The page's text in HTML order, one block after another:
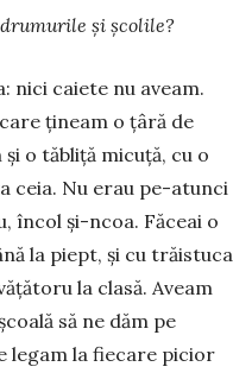
și șco­lile?
nici caiete nu aveam.
țineam o țâră de
o tăbliță micuță, cu o
ceia. Nu erau pe-atunci
încol și-n­coa. Făceai o
la piept, și cu trăistuca
la clasă. Aveam
să ne dăm pe
legam la fiecare picior